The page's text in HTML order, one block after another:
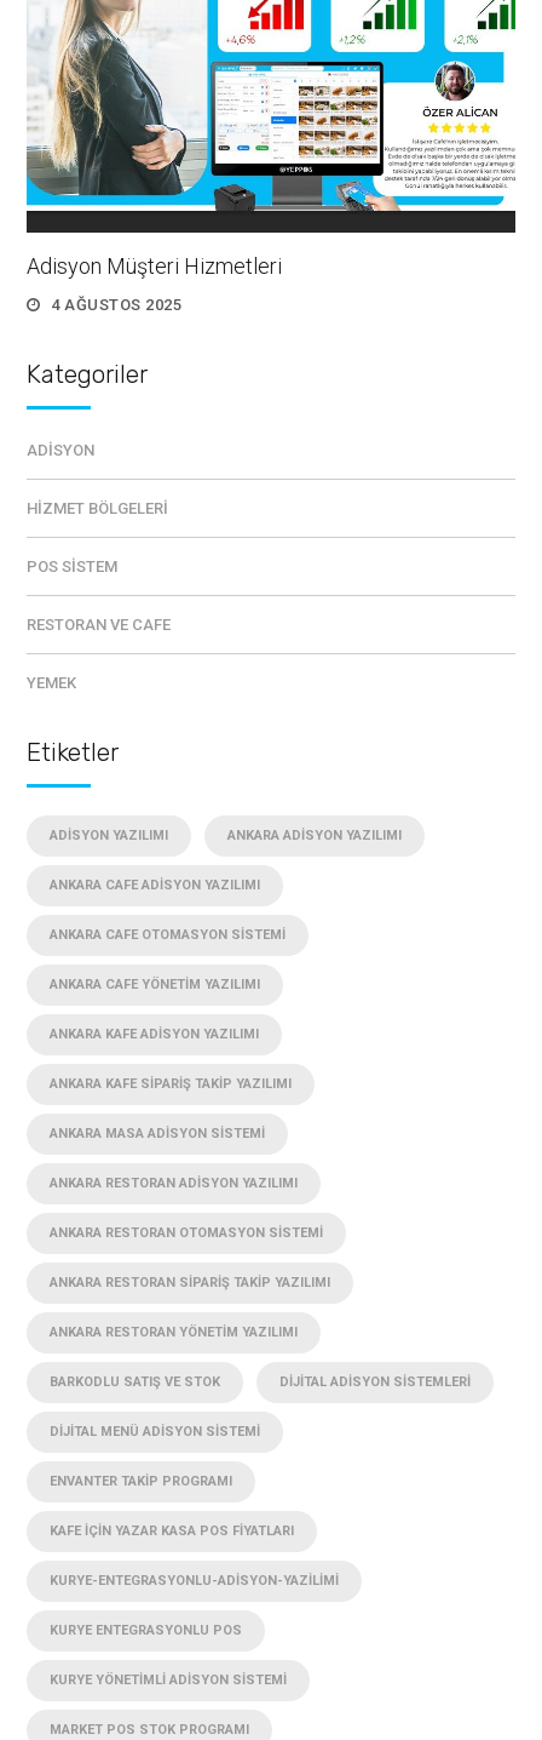
Adisyon Müşteri Hizmetleri
4 AĞUSTOS 2025
Kategoriler
ADISYON
HIZMET BÖLGELERI
POS SISTEM
RESTORAN VE CAFE
YEMEK
Etiketler
ADISYON YAZILIMI ANKARA ADISYON YAZILIMI
ANKARA CAFE ADISYON YAZILIMI
ANKARA CAFE OTOMASYON SISTEMI
ANKARA CAFE YÖNETIM YAZILIMI
ANKARA KAFE ADISYON YAZILIMI
ANKARA KAFE SIPARIŞ TAKIP YAZILIMI
ANKARA MASA ADISYON SISTEMI
ANKARA RESTORAN ADISYON YAZILIMI
ANKARA RESTORAN OTOMASYON SISTEMI
ANKARA RESTORAN SIPARIŞ TAKIP YAZILIMI
ANKARA RESTORAN YÖNETIM YAZILIMI
BARKODLU SATIŞ VE STOK DIJITAL ADISYON SISTEMLERI
DIJITAL MENÜ ADISYON SISTEMI
ENVANTER TAKIP PROGRAMI
KAFE IÇIN YAZAR KASA POS FIYATLARI
KURYE-ENTEGRASYONLU-ADISYON-YAZILIMI
KURYE ENTEGRASYONLU POS
KURYE YÖNETIMLI ADISYON SISTEMI
MARKET POS STOK PROGRAMI